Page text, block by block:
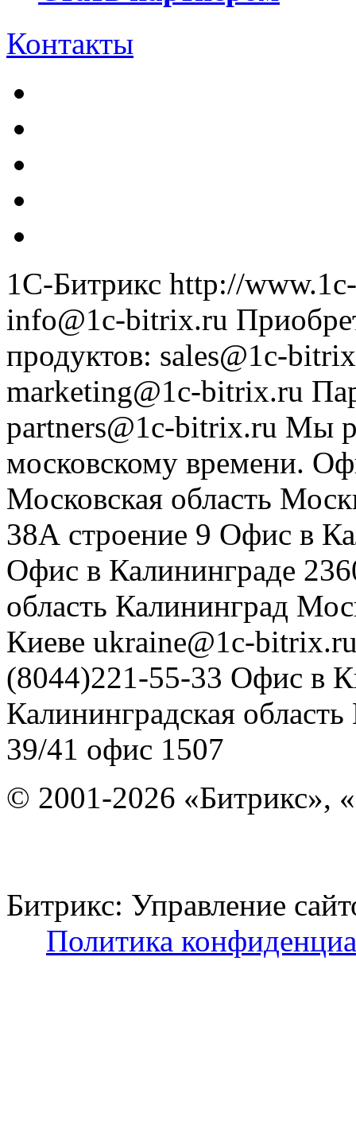
Контакты
1С-Битрикс http://
info@1c-bitrix.ru
продуктов: sales@1c-
marketing@1c-bitrix.ru
partners@1c-bitrix.ru Мы
московскому времени.
Московская область
38А строение 9 Офис в
Офис в Калининграде
область Калининград
Киеве ukraine@1c-
(8044)221-55-33 Офис в
Калининградская область
39/41 офис 1507
© 2001-2026 «Битрикс»,
Битрикс: Управление
Политика